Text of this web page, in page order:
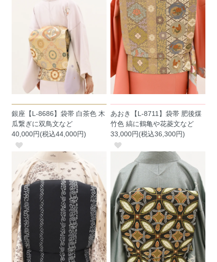
銀座【L-8686】袋帯 白茶色 木
瓜繋ぎに双鳥文など
40,000円(税込44,000円)
あおき【L-8711】袋帯 肥後煤
竹色 縞に鶴亀や花菱文など
33,000円(税込36,300円)